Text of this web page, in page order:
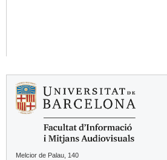
Melcior de Palau, 140